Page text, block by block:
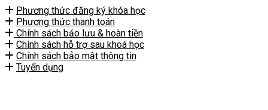
Phương thức đăng ký khóa học
Phương thức thanh toán
Chính sách bảo lưu & hoàn tiền
Chính sách hỗ trợ sau khoá học
Chính sách bảo mật thông tin
Tuyển dụng